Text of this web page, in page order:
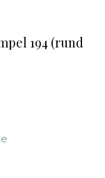
194 (rund